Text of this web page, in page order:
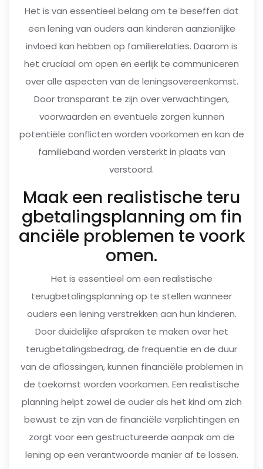
Het is van essentieel belang om te beseffen dat
een lening van ouders aan kinderen aanzienlijke
invloed kan hebben op familierelaties. Daarom is
het cruciaal om open en eerlijk te communiceren
over alle aspecten van de leningsovereenkomst.
Door transparant te zijn over verwachtingen,
voorwaarden en eventuele zorgen kunnen
potentiële conflicten worden voorkomen en kan de
familieband worden versterkt in plaats van
verstoord.
Maak een realistische teru
gbetalingsplanning om fin
anciële problemen te voork
omen.
Het is essentieel om een realistische
terugbetalingsplanning op te stellen wanneer
ouders een lening verstrekken aan hun kinderen.
Door duidelijke afspraken te maken over het
terugbetalingsbedrag, de frequentie en de duur
van de aflossingen, kunnen financiële problemen in
de toekomst worden voorkomen. Een realistische
planning helpt zowel de ouder als het kind om zich
bewust te zijn van de financiële verplichtingen en
zorgt voor een gestructureerde aanpak om de
lening op een verantwoorde manier af te lossen.